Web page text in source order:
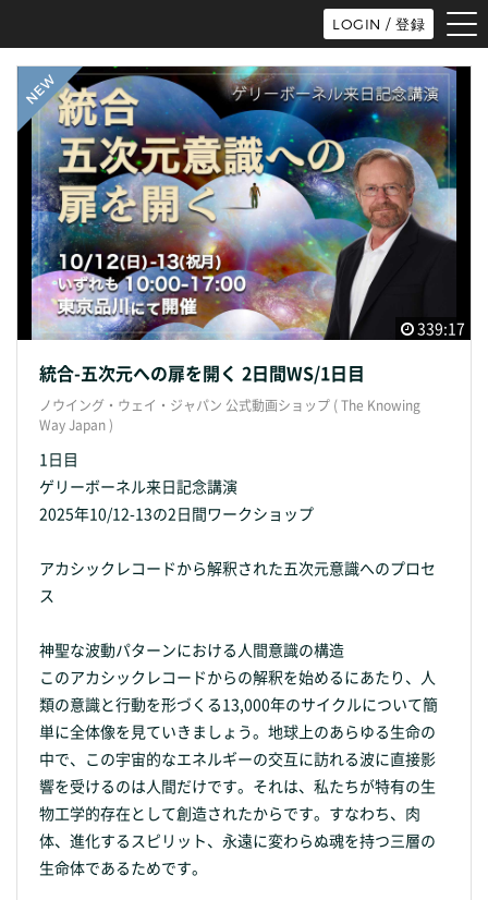
LOGIN / 登録
339:17
統合-五次元への扉を開く 2日間WS/1日目
ノウイング・ウェイ・ジャパン 公式動画ショップ ( The Knowing
Way Japan )
1日目
ゲリーボーネル来日記念講演
2025年10/12-13の2日間ワークショップ
アカシックレコードから解釈された五次元意識へのプロセ
ス
神聖な波動パターンにおける人間意識の構造
このアカシックレコードからの解釈を始めるにあたり、人
類の意識と行動を形づくる13,000年のサイクルについて簡
単に全体像を見ていきましょう。地球上のあらゆる生命の
中で、この宇宙的なエネルギーの交互に訪れる波に直接影
響を受けるのは人間だけです。それは、私たちが特有の生
物工学的存在として創造されたからです。すなわち、肉
体、進化するスピリット、永遠に変わらぬ魂を持つ三層の
生命体であるためです。